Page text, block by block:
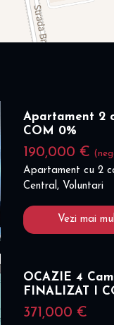
Apartament 2
COM 0%
190,000 €
Apartament cu 2
Central, Voluntari
Vezi mai
OCAZIE 4
FINALIZAT I
371,000 €